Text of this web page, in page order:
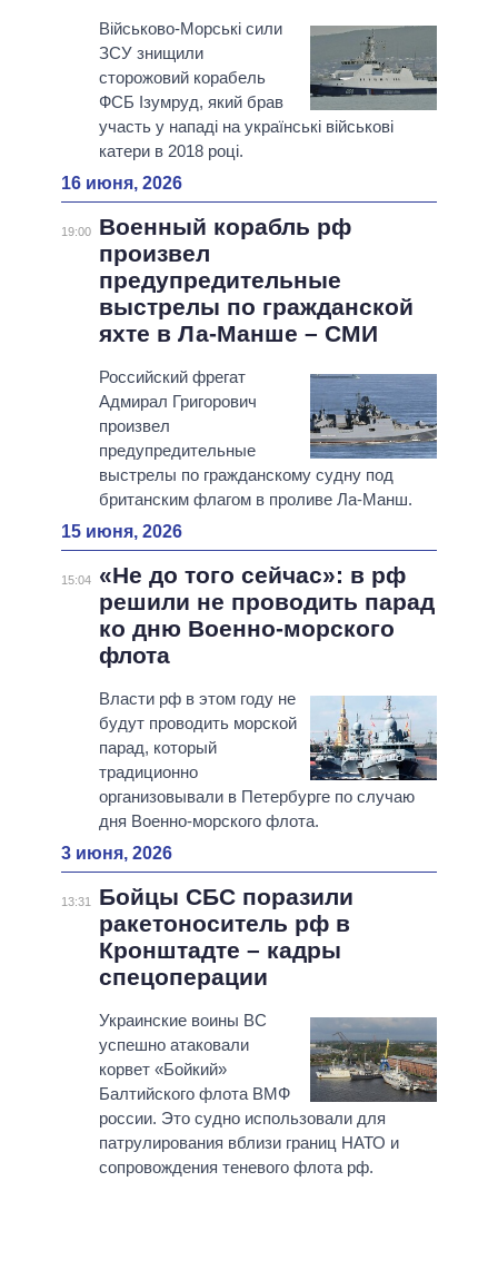
Військово-Морські сили
ЗСУ знищили
сторожовий корабель
ФСБ Ізумруд, який брав
участь у нападі на українські військові
катери в 2018 році.
16 июня, 2026
19:00
Военный корабль рф
произвел
предупредительные
выстрелы по гражданской
яхте в Ла-Манше – СМИ
Российский фрегат
Адмирал Григорович
произвел
предупредительные
выстрелы по гражданскому судну под
британским флагом в проливе Ла-Манш.
15 июня, 2026
15:04
«Не до того сейчас»: в рф
решили не проводить парад
ко дню Военно-морского
флота
Власти рф в этом году не
будут проводить морской
парад, который
традиционно
организовывали в Петербурге по случаю
дня Военно-морского флота.
3 июня, 2026
13:31
Бойцы СБС поразили
ракетоноситель рф в
Кронштадте – кадры
спецоперации
Украинские воины ВС
успешно атаковали
корвет «Бойкий»
Балтийского флота ВМФ
россии. Это судно использовали для
патрулирования вблизи границ НАТО и
сопровождения теневого флота рф.